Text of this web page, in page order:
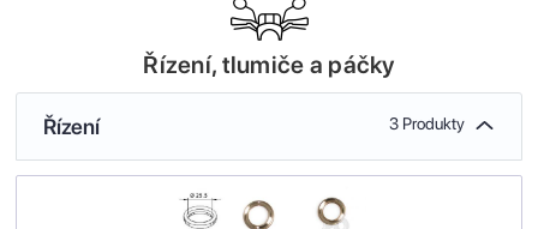
Řízení, tlumiče a páčky
Řízení 3 Produkty